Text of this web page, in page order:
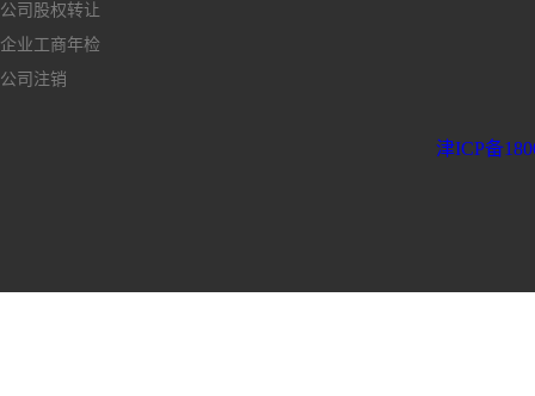
公司股权转让
企业工商年检
公司注销
津ICP备